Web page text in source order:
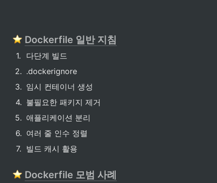
Dockerfile 일반 지침
1.
다단계 빌드
2. .dockerignore
3. 임시 컨테이너 생성
4. 불필요한 패키지 제거
5. 애플리케이션 분리
6. 여러 줄 인수 정렬
7. 빌드 캐시 활용
Dockerfile 모범 사례